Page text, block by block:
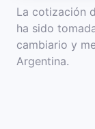
La cotización
ha sido
cambiario y
Argentina.